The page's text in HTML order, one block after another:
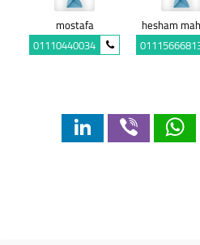
hesham
mostafa
01110440034
WhatsApp